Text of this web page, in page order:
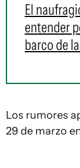
El
entender
barco de
Los rumores
29 de marzo